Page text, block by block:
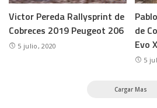
Victor Pereda Rallysprint de
Cobreces 2019 Peugeot 206
5 julio, 2020
de
Evo X
5
Cargar Mas